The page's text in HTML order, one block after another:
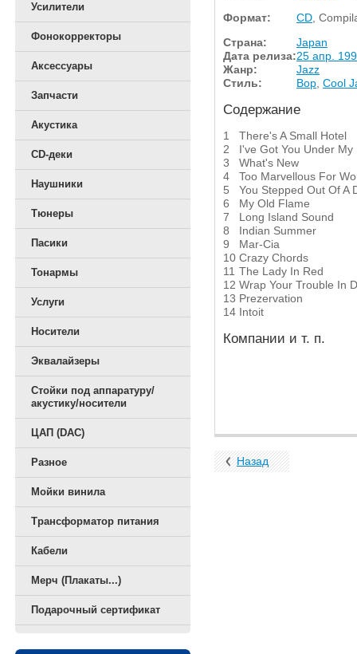
Усилители
Фонокорректоры
Аксессуары
Запчасти
Акустика
CD-деки
Наушники
Тюнеры
Пасики
Тонармы
Услуги
Носители
Эквалайзеры
Стойки под аппаратуру/
акустику/носители
ЦАП (DAC)
Разное
Мойки винила
Трансформатор питания
Кабели
Мерч (Плакаты...)
Подарочный сертификат
Формат:
CD ,
Страна:
Japan
Дата релиза:25 апр.
Жанр:
Jazz
Стиль:
Bop Cool
Содержание
1
There's A Small Hotel
2
I've Got You Under My
3
What's New
4
Too Marvellous For
5
You Stepped Out Of A
6
My Old Flame
7
Long Island Sound
8
Indian Summer
9
Mar-Cia
10 Crazy Chords
11 The Lady In Red
12 Wrap Your Trouble In
13 Prezervation
14 Intoit
Компании и т. п.
Назад